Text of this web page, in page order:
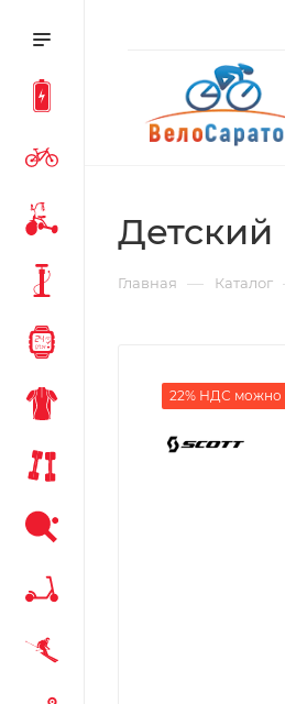
Детский
Главная — Каталог
22% НДС можно